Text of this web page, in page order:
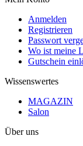
Anmelden
Registrieren
Passwort
Wo ist meine
Gutschein
Wissenswertes
MAGAZIN
Salon
Über uns